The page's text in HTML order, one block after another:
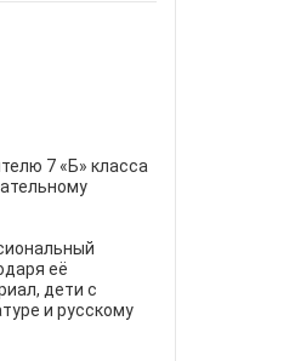
7 «Б» класса
её
дети с
и русскому